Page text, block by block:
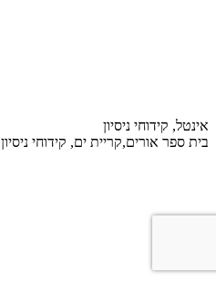
אינטל, קידוחי ניסיון
בית ספר אורים,קריית ים, קידוחי ניסיון